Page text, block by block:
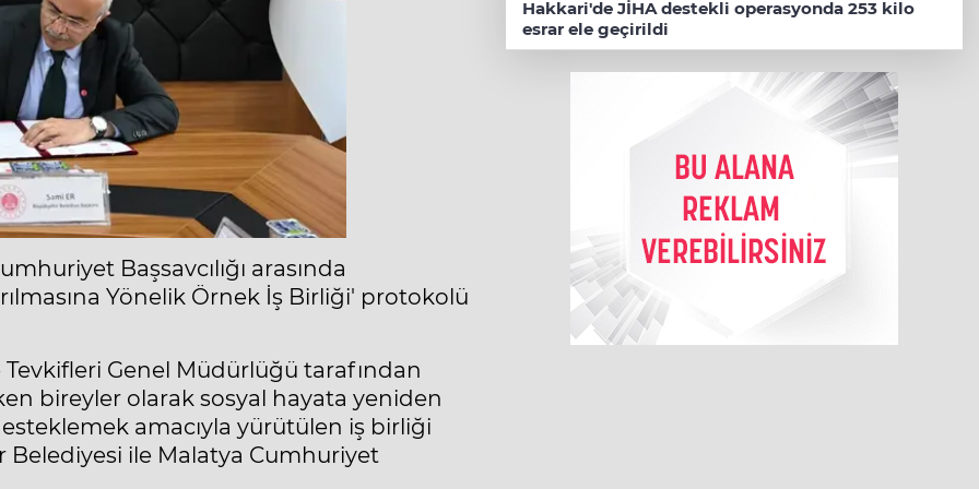
Başsavcılığı arasında
Yönelik Örnek İş Birliği' protokolü
Tevkifleri Genel Müdürlüğü tarafından
bireyler olarak sosyal hayata yeniden
amacıyla yürütülen iş birliği
Belediyesi ile Malatya Cumhuriyet
Hakkari'de JİHA destekli operasyonda 253 kilo
esrar ele geçirildi